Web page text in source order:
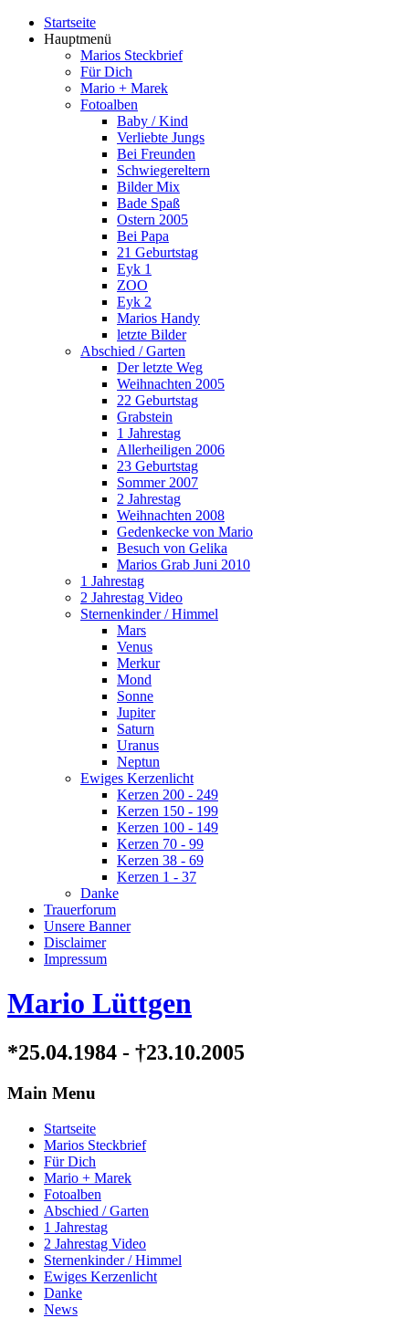
Startseite
Hauptmenü
Marios Steckbrief
Für Dich
Mario + Marek
Fotoalben
Baby / Kind
Verliebte Jungs
Bei Freunden
Schwiegereltern
Bilder Mix
Bade Spaß
Ostern 2005
Bei Papa
21 Geburtstag
Eyk 1
ZOO
Eyk 2
Marios Handy
letzte Bilder
Abschied / Garten
Der letzte Weg
Weihnachten 2005
22 Geburtstag
Grabstein
1 Jahrestag
Allerheiligen 2006
23 Geburtstag
Sommer 2007
2 Jahrestag
Weihnachten 2008
Gedenkecke von Mario
Besuch von Gelika
Marios Grab Juni 2010
1 Jahrestag
2 Jahrestag Video
Sternenkinder / Himmel
Mars
Venus
Merkur
Mond
Sonne
Jupiter
Saturn
Uranus
Neptun
Ewiges Kerzenlicht
Kerzen 200 - 249
Kerzen 150 - 199
Kerzen 100 - 149
Kerzen 70 - 99
Kerzen 38 - 69
Kerzen 1 - 37
Danke
Trauerforum
Unsere Banner
Disclaimer
Impressum
Mario Lüttgen
*25.04.1984 - †23.10.2005
Main Menu
Startseite
Marios Steckbrief
Für Dich
Mario + Marek
Fotoalben
Abschied / Garten
1 Jahrestag
2 Jahrestag Video
Sternenkinder / Himmel
Ewiges Kerzenlicht
Danke
News